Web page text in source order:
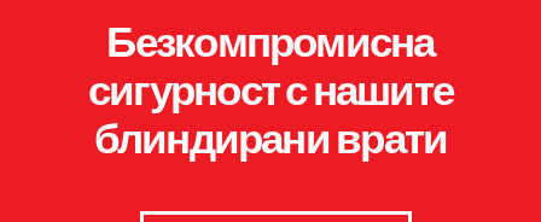
Безкомпромисна
сигурност с нашите
блиндирани врати